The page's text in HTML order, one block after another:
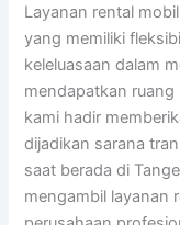
Layanan rental
yang memiliki
keleluasaan dalam
mendapatkan
kami hadir
dijadikan sarana
saat berada di
mengambil layanan